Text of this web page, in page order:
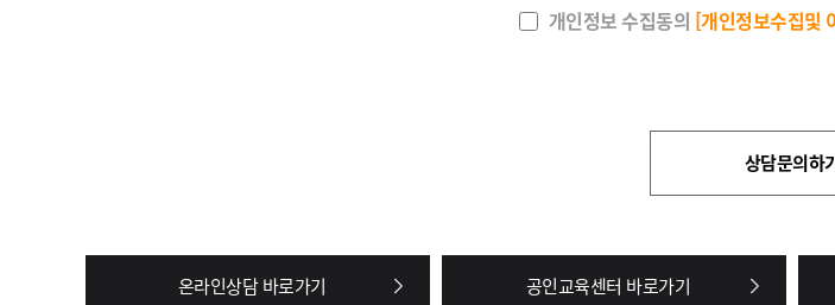
개인정보 수집동의 [개인정보수집및
상담문의하
온라인상담 바로가기 공인교육센터 바로가기